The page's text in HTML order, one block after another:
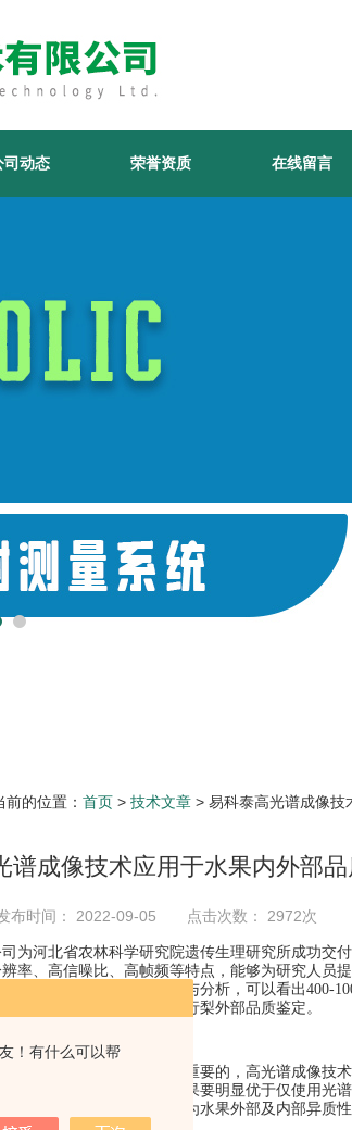
！有什么可以帮
司动态 荣誉资质 在线留言
前的位置： 首页 > 技术文章 > 易科泰高光谱成像技
谱成像技术应用于水果内外部
布时间： 2022-09-05 点击次数： 2972次
为河北省农林科学研究院遗传生理研究所成功交
率、高信噪比、高帧频等特点，能够为研究人员
梨进行了高光谱数据采集与分析，可以看出400-
提取鸡爪病侵染面积，进行梨外部品质鉴定。
品质对消费者来说都是至关重要的，高光谱成像技
评价中，使用该技术的效果要明显优于仅使用光
、使用方便等优点，可以为水果外部及内部异质